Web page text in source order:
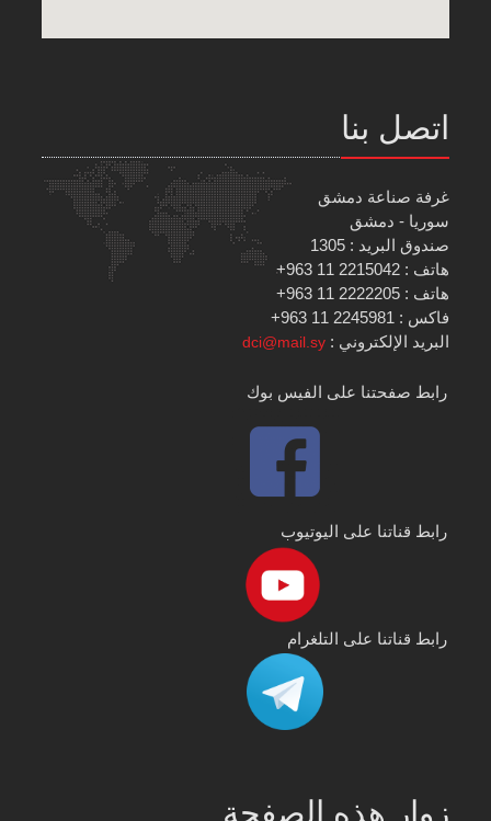
اتصل بنا
غرفة صناعة دمشق
سوريا - دمشق
صندوق البريد : 1305
هاتف : 2215042 11 963+
هاتف : 2222205 11 963+
فاكس : 2245981 11 963+
البريد الإلكتروني :dci@mail.sy
رابط صفحتنا على الفيس بوك
رابط قناتنا على اليوتيوب
رابط قناتنا على التلغرام
زوار هذه الصفحة